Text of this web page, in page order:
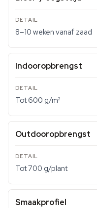
8–10 weken vanaf zaad
Indooropbrengst
Tot 600 g/m²
Outdooropbrengst
Tot 700 g/plant
Smaakprofiel